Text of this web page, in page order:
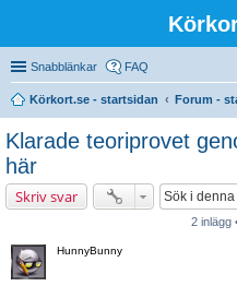
Snabblänkar FAQ
Körkort.se - startsidan Forum -
Klarade teoriprovet
här
Skriv svar
2 inlägg
HunnyBunny